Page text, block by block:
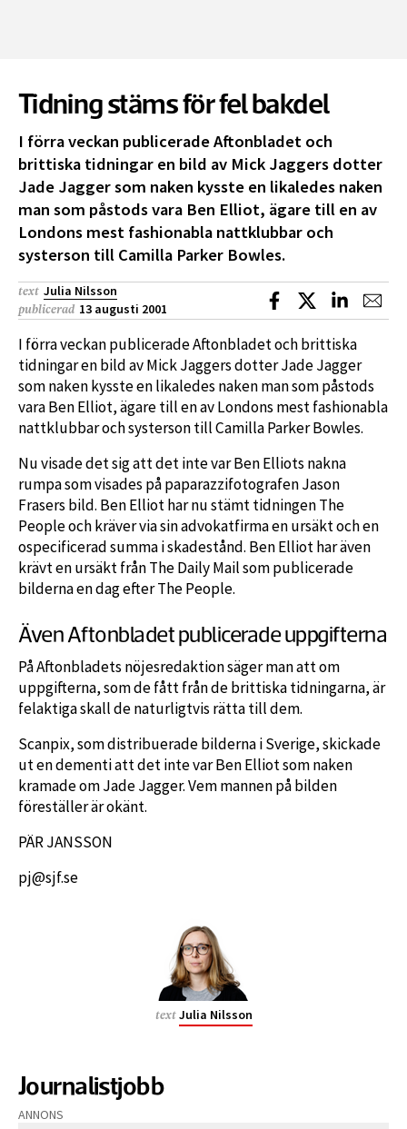
Tidning stäms för fel bakdel
I förra veckan publicerade Aftonbladet och
brittiska tidningar en bild av Mick Jaggers dotter
Jade Jagger som naken kysste en likaledes naken
man som påstods vara Ben Elliot, ägare till en av
Londons mest fashionabla nattklubbar och
systerson till Camilla Parker Bowles.
text Julia Nilsson
publicerad 13 augusti 2001
Dela på Facebook
Dela på XDela på
I förra veckan publicerade Aftonbladet och brittiska
tidningar en bild av Mick Jaggers dotter Jade Jagger
som naken kysste en likaledes naken man som påstods
vara Ben Elliot, ägare till en av Londons mest fashionabla
nattklubbar och systerson till Camilla Parker Bowles.
Nu visade det sig att det inte var Ben Elliots nakna
rumpa som visades på paparazzifotografen Jason
Frasers bild. Ben Elliot har nu stämt tidningen The
People och kräver via sin advokatfirma en ursäkt och en
ospecificerad summa i skadestånd. Ben Elliot har även
krävt en ursäkt från The Daily Mail som publicerade
bilderna en dag efter The People.
Även Aftonbladet publicerade uppgifterna
På Aftonbladets nöjesredaktion säger man att om
uppgifterna, som de fått från de brittiska tidningarna, är
felaktiga skall de naturligtvis rätta till dem.
Scanpix, som distribuerade bilderna i Sverige, skickade
ut en dementi att det inte var Ben Elliot som naken
kramade om Jade Jagger. Vem mannen på bilden
föreställer är okänt.
PÄR JANSSON
pj@sjf.se
text Julia Nilsson
Journalistjobb
ANNONS